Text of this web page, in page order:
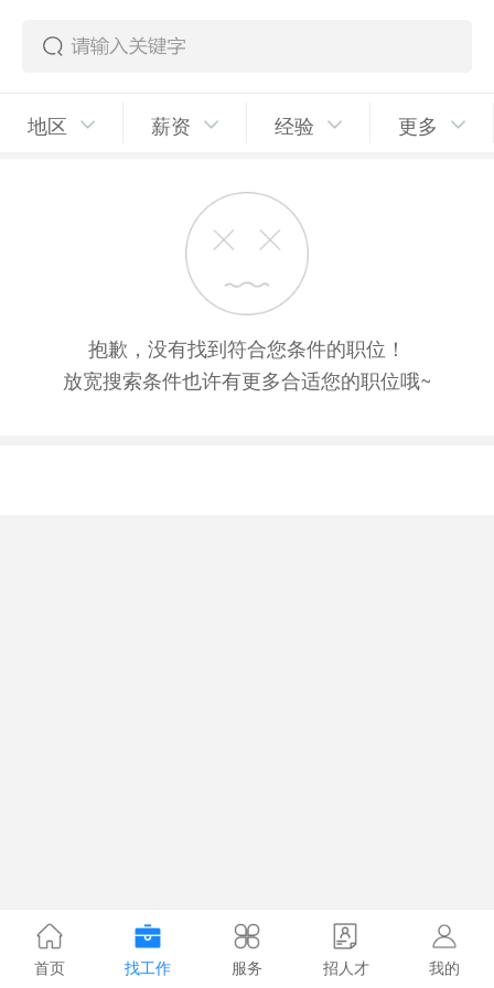
地区 薪资 经验 更多
抱歉，没有找到符合您条件的职位！
放宽搜索条件也许有更多合适您的职位哦~
首页 找工作 服务 招人才 我的